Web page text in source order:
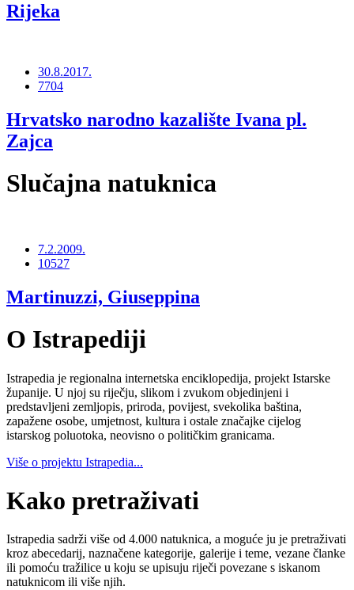
Rijeka
30.8.2017.
7704
Hrvatsko narodno kazalište Ivana pl.
Zajca
Slučajna natuknica
7.2.2009.
10527
Martinuzzi, Giuseppina
O Istrapediji
Istrapedia je regionalna internetska enciklopedija, projekt Istarske
županije. U njoj su riječju, slikom i zvukom objedinjeni i
predstavljeni zemljopis, priroda, povijest, svekolika baština,
zapažene osobe, umjetnost, kultura i ostale značajke cijelog
istarskog poluotoka, neovisno o političkim granicama.
Više o projektu Istrapedia...
Kako pretraživati
Istrapedia sadrži više od 4.000 natuknica, a moguće ju je pretraživati
kroz abecedarij, naznačene kategorije, galerije i teme, vezane članke
ili pomoću tražilice u koju se upisuju riječi povezane s iskanom
natuknicom ili više njih.